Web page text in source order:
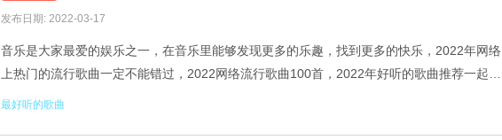
发布日期: 2022-03-17
音乐是大家最爱的娱乐之一，在音乐里能够发现更多的乐趣，找到更多的快乐，2022年网络
上热门的流行歌曲一定不能错过，2022网络流行歌曲100首，2022年好听的歌曲推荐一起来
发现。 1. 莫叫姐姐-当我娶过她 2.魏新雨-余情未了 3
最好听的歌曲